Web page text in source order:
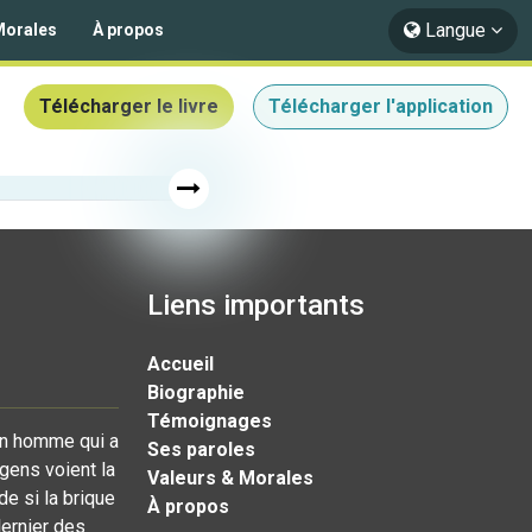
À propos Langue
Télécharger le livre Télécharger l'application
homme qui a
voient la
si la brique
des
Liens importants
Accueil
Biographie
Témoignages
Ses paroles
Valeurs & Morales
À propos